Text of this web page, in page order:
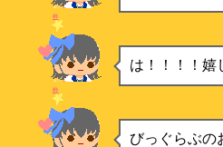
柿
は！！！！嬉
柿
びっぐらぶの